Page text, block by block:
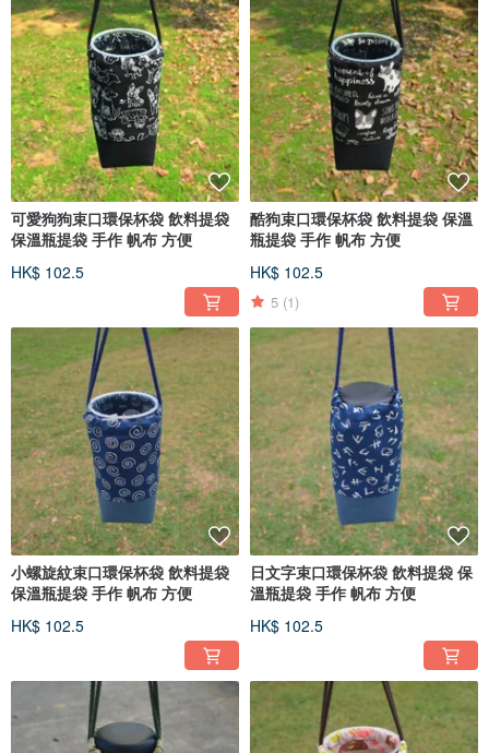
可愛狗狗束口環保杯袋 飲料提袋
保溫瓶提袋 手作 帆布 方便
HK$ 102.5
酷狗束口環保杯袋 飲料提袋 保溫
瓶提袋 手作 帆布 方便
HK$ 102.5
5 (1)
小螺旋紋束口環保杯袋 飲料提袋
保溫瓶提袋 手作 帆布 方便
HK$ 102.5
日文字束口環保杯袋 飲料提袋 保
溫瓶提袋 手作 帆布 方便
HK$ 102.5